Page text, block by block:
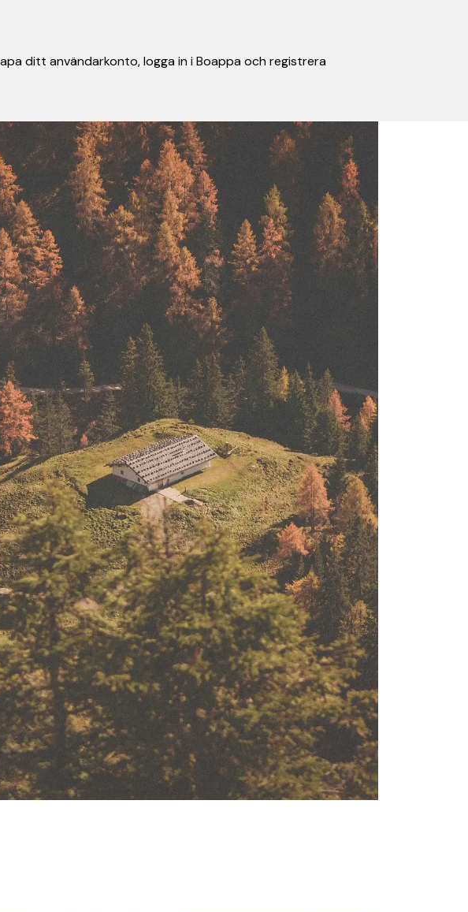
ditt användarkonto, logga in i Boappa och registrera